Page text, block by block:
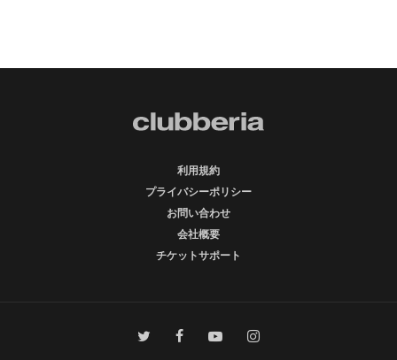
利用規約
プライバシーポリシー
お問い合わせ
会社概要
チケットサポート